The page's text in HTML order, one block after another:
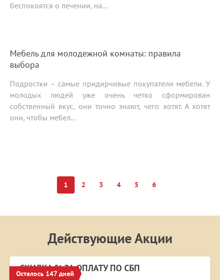
беспокоятся о лечении, на...
Мебель для молодежной комнаты: правила
выбора
Подростки – самые придирчивые покупатели мебели. У
молодых людей уже очень четко сформирован
собственный вкус, они точно знают, чего хотят. А хотят
они, чтобы мебел...
1 2 3 4 5 6
Действующие Акции
Осталось 147 дней
СКИДКА % ЗА ОПЛАТУ ПО СБП